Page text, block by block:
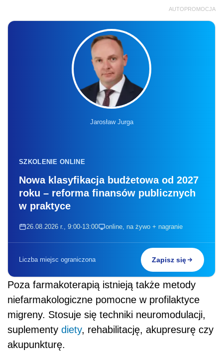
AUTOPROMOCJA
Jarosław Jurga
SZKOLENIE ONLINE
Nowa klasyfikacja budżetowa od 2027
roku – reforma finansów publicznych
w praktyce
26.08.2026 r., 9:00-13:00 online, na żywo + nagranie
Liczba miejsc ograniczona Zapisz się
Poza farmakoterapią istnieją także metody
niefarmakologiczne pomocne w profilaktyce
migreny. Stosuje się techniki neuromodulacji,
suplementy diety, rehabilitację, akupresurę czy
akupunkturę.